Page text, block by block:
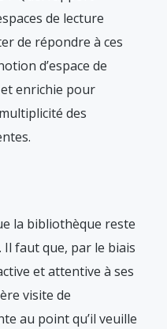
de lecture
de répondre à ces
d’espace de
enrichie pour
des
la bibliothèque reste
faut que, par le biais
et attentive à ses
visite de
au point qu’il veuille